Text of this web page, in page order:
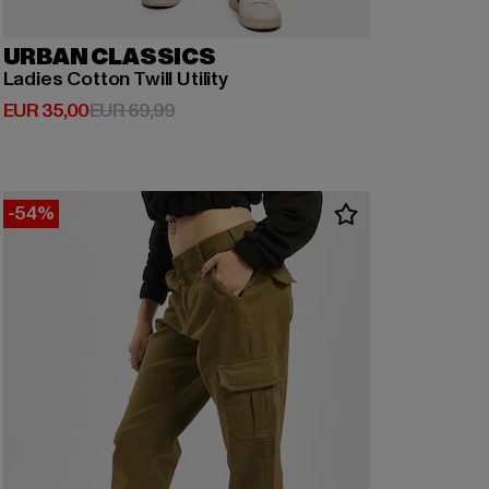
URBAN CLASSICS
Ladies Cotton Twill Utility
EUR 35,00
Derzeitiger Preis: EUR 35,00
EUR 69,99Aktionspreis: EUR 69,99
-54%